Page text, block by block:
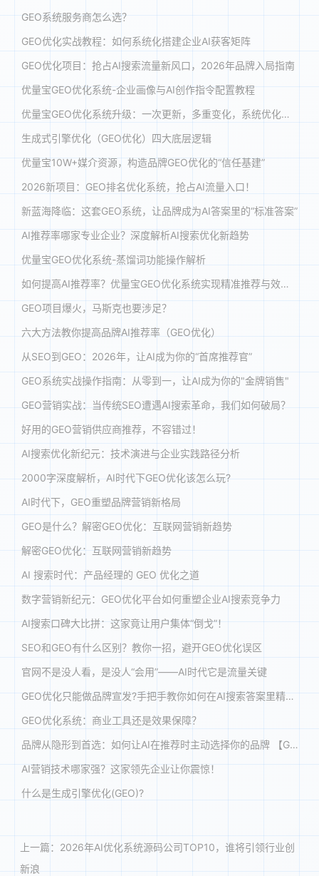
GEO系统服务商怎么选？
GEO优化实战教程：如何系统化搭建企业AI获客矩阵
GEO优化项目：抢占AI搜索流量新风口，2026年品牌入局指南
优量宝GEO优化系统-企业画像与AI创作指令配置教程
优量宝GEO优化系统升级：一次更新，多重变化，系统优化体验全面提升
生成式引擎优化（GEO优化）四大底层逻辑
优量宝10W+媒介资源，构造品牌GEO优化的“信任基建”
2026新项目：GEO排名优化系统，抢占AI流量入口！
新蓝海降临：这套GEO系统，让品牌成为AI答案里的“标准答案”
AI推荐率哪家专业企业？深度解析AI搜索优化新趋势
优量宝GEO优化系统-蒸馏词功能操作解析
如何提高AI推荐率？优量宝GEO优化系统实现精准推荐与效能跃升
GEO项目爆火，马斯克也要涉足？
六大方法教你提高品牌AI推荐率（GEO优化）
从SEO到GEO：2026年，让AI成为你的“首席推荐官”
GEO系统实战操作指南：从零到一，让AI成为你的"金牌销售"
GEO营销实战：当传统SEO遭遇AI搜索革命，我们如何破局？
好用的GEO营销供应商推荐，不容错过！
AI搜索优化新纪元：技术演进与企业实践路径分析
2000字深度解析，AI时代下GEO优化该怎么玩?
AI时代下，GEO重塑品牌营销新格局
GEO是什么？解密GEO优化：互联网营销新趋势
解密GEO优化：互联网营销新趋势
AI 搜索时代：产品经理的 GEO 优化之道
数字营销新纪元：GEO优化平台如何重塑企业AI搜索竞争力
AI搜索口碑大比拼：这家竟让用户集体“倒戈”！
SEO和GEO有什么区别？教你一招，避开GEO优化误区
官网不是没人看，是没人“会用”——AI时代它是流量关键
GEO优化只能做品牌宣发?手把手教你如何在AI搜索答案里精准获客!
GEO优化系统：商业工具还是效果保障？
品牌从隐形到首选：如何让AI在推荐时主动选择你的品牌 【GEO案例解析】
AI营销技术哪家强？这家领先企业让你震惊！
什么是生成引擎优化(GEO)?
上一篇： 2026年AI优化系统源码公司TOP10，谁将引领行业创
新浪